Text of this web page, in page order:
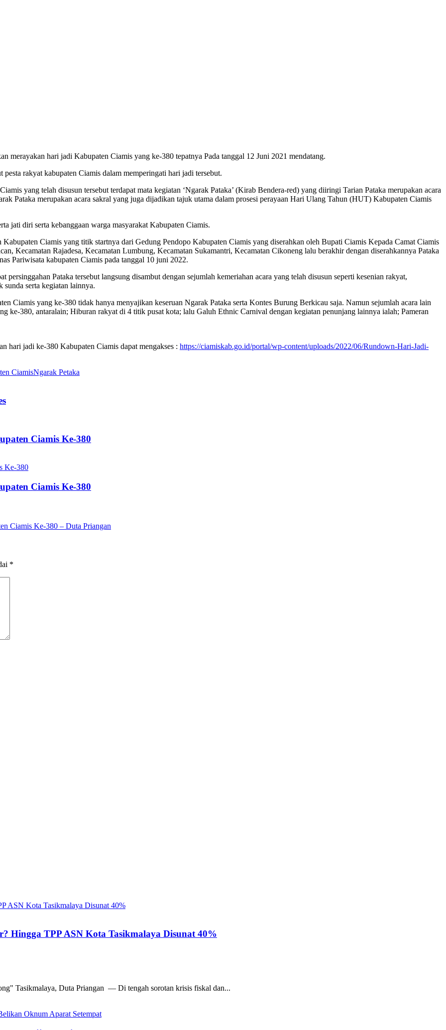
merayakan hari jadi Kabupaten Ciamis yang ke-380 tepatnya Pada tanggal 12 Juni 2021 mendatang.
rakyat kabupaten Ciamis dalam memperingati hari jadi tersebut.
yang telah disusun tersebut terdapat mata kegiatan ‘Ngarak Pataka’ (Kirab Bendera-red) yang diiringi Tarian Pataka merupakan acara
Pataka merupakan acara sakral yang juga dijadikan tajuk utama dalam prosesi perayaan Hari Ulang Tahun (HUT) Kabupaten Ciamis
jati diri serta kebanggaan warga masyarakat Kabupaten Ciamis.
Ciamis yang titik startnya dari Gedung Pendopo Kabupaten Ciamis yang diserahkan oleh Bupati Ciamis Kepada Camat Ciamis
Kecamatan Rajadesa, Kecamatan Lumbung, Kecamatan Sukamantri, Kecamatan Cikoneng lalu berakhir dengan diserahkannya Pataka
Pariwisata kabupaten Ciamis pada tanggal 10 juni 2022.
persinggahan Pataka tersebut langsung disambut dengan sejumlah kemeriahan acara yang telah disusun seperti kesenian rakyat,
sunda serta kegiatan lainnya.
Ciamis yang ke-380 tidak hanya menyajikan keseruan Ngarak Pataka serta Kontes Burung Berkicau saja. Namun sejumlah acara lain
ke-380, antaralain; Hiburan rakyat di 4 titik pusat kota; lalu Galuh Ethnic Carnival dengan kegiatan penunjang lainnya ialah; Pameran
hari jadi ke-380 Kabupaten Ciamis dapat mengakses : https://ciamiskab.go.id/portal/wp-content/uploads/2022/06/Rundown-Hari-Jadi-
CiamisNgarak Petaka
Ciamis Ke-380
Ciamis Ke-380
Ciamis Ke-380 – Duta Priangan
*
Hingga TPP ASN Kota Tasikmalaya Disunat 40%
Tasikmalaya, Duta Priangan — Di tengah sorotan krisis fiskal dan...